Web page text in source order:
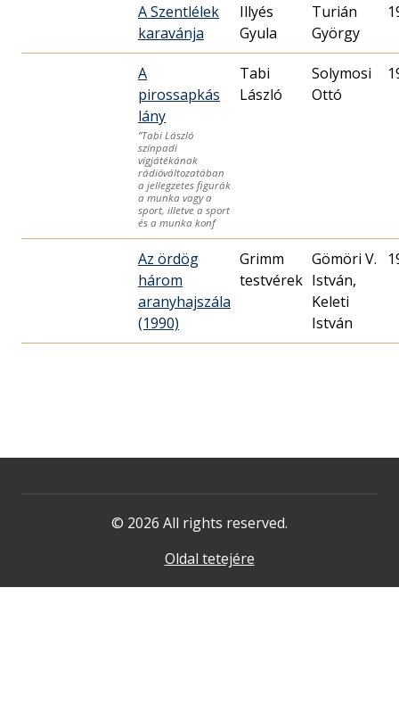
A Szentlélek
karavánja
Illyés
Gyula
Turián
György
A
pirossapkás
lány
”Tabi László
színpadi
vígjátékának
rádióváltozatában
a jellegzetes figurák
a munka vagy a
sport, illetve a sport
és a munka konf
Tabi
László
Solymosi
Ottó
Az ördög
három
aranyhajszála
(1990)
Grimm
testvérek
Gömöri V.
István,
Keleti
István
© 2026 All rights reserved.
Oldal tetejére